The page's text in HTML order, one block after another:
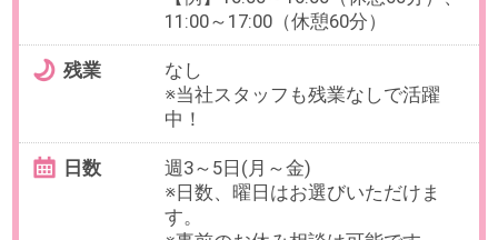
10月スタート可【勘定科目の理
解でOK！実務はチェック中心】
かんたん経理＠恵比寿